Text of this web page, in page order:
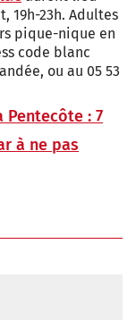
19h-23h. Adultes
pique-nique en
code blanc
ou au 05 53
Pentecôte : 7
à ne pas